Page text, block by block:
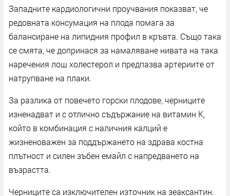
Западните кардиологични проучвания показват, че
редовната консумация на плода помага за
балансиране на липидния профил в кръвта. Също така
се смята, че допринася за намаляване нивата на така
наречения лош холестерол и предпазва артериите от
натрупване на плаки.
За разлика от повечето горски плодове, черниците
изненадват и с отлично съдържание на витамин K,
който в комбинация с наличния калций е
жизненоважен за поддържането на здрава костна
плътност и силен зъбен емайл с напредването на
възрастта.
Черниците са изключителен източник на зеаксантин.